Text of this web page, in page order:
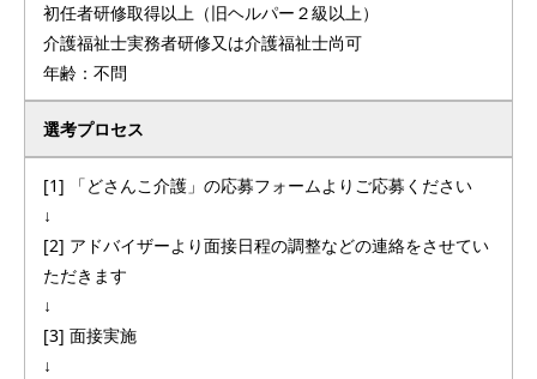
初任者研修取得以上（旧ヘルパー２級以上）
介護福祉士実務者研修又は介護福祉士尚可
年齢：不問
選考プロセス
[1] 「どさんこ介護」の応募フォームよりご応募ください
↓
[2] アドバイザーより面接日程の調整などの連絡をさせてい
ただきます
↓
[3] 面接実施
↓